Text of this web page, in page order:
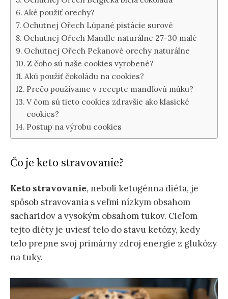
Aké použiť orechy?
Ochutnej Ořech Lúpané pistácie surové
Ochutnej Ořech Mandle naturálne 27-30 malé
Ochutnej Ořech Pekanové orechy naturálne
Z čoho sú naše cookies vyrobené?
Akú použiť čokoládu na cookies?
Prečo používame v recepte mandľovú múku?
V čom sú tieto cookies zdravšie ako klasické
cookies?
Postup na výrobu cookies
Čo je keto stravovanie?
Keto stravovanie, neboli ketogénna diéta, je
spôsob stravovania s veľmi nízkym obsahom
sacharidov a vysokým obsahom tukov. Cieľom
tejto diéty je uviesť telo do stavu ketózy, kedy
telo prepne svoj primárny zdroj energie z glukózy
na tuky.